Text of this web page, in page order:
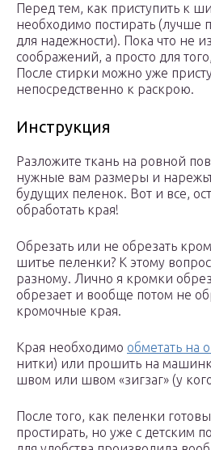
Перед тем, как приступить к
необходимо постирать (лучше
для надежности). Пока что не
соображений, а просто для
После стирки можно уже
непосредственно к раскрою.
Инструкция
Разложите ткань на ровной
нужные вам размеры и
будущих пеленок. Вот и все,
обработать края!
Обрезать или не обрезать
шитье пеленки? К этому
разному. Лично я кромки
обрезает и вообще потом не
кромочные края.
Края необходимо обметать на
нитки) или прошить на
швом или швом «зигзаг» (у
После того, как пеленки
простирать, но уже с детским